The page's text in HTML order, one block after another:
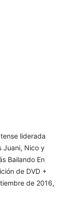
liderada
Juani, Nico y
Bailando En
de DVD +
de 2016,